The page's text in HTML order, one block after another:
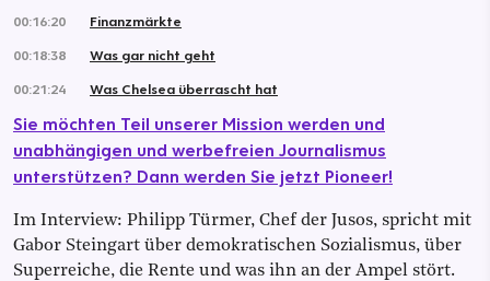
00:16:20
Finanzmärkte
00:18:38
Was gar nicht geht
00:21:24
Was Chelsea überrascht hat
Sie möchten Teil unserer Mission werden und
unabhängigen und werbefreien Journalismus
unterstützen? Dann werden Sie jetzt Pioneer!
Im Interview: Philipp Türmer, Chef der Jusos, spricht mit
Gabor Steingart über demokratischen Sozialismus, über
Superreiche, die Rente und was ihn an der Ampel stört.